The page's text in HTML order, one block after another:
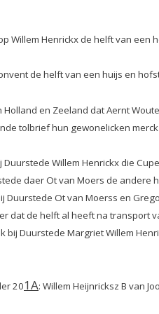
Willem Henrickx de helft van een
de helft van een huijs en
en Zeeland dat Aernt
tolbrief hun gewonelicken merck
Willem Henrickx die
daer Ot van Moers de andere
Ot van Moerss en
de helft al heeft na transport
Duurstede Margriet Willem
201A: Willem Heijnricksz B van